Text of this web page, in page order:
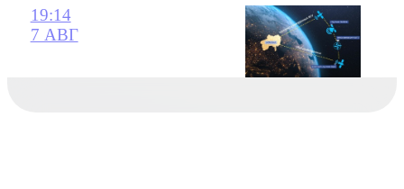
19:14
7 АВГ